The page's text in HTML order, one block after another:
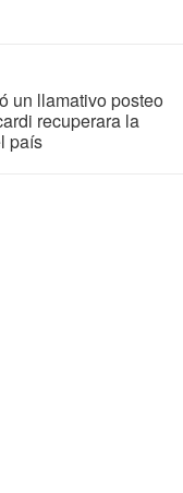
un llamativo posteo
recuperara la
país